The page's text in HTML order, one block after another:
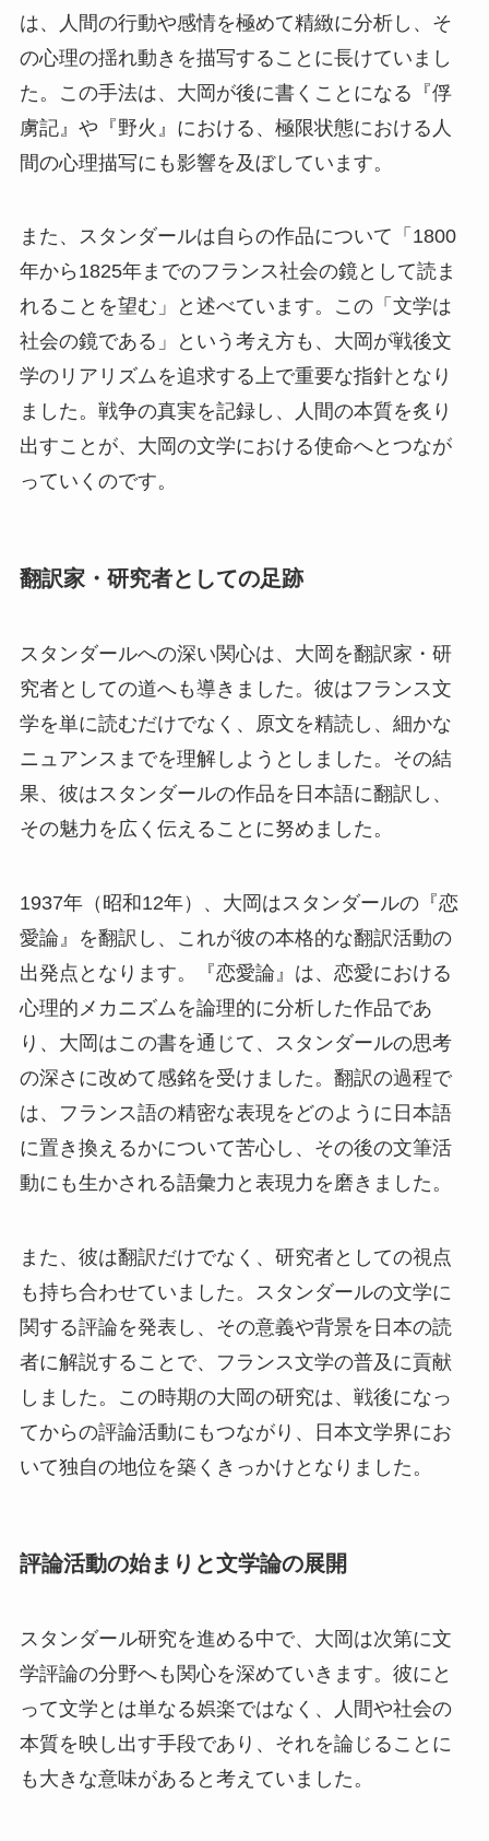
は、人間の行動や感情を極めて精緻に分析し、そ
の心理の揺れ動きを描写することに長けていまし
た。この手法は、大岡が後に書くことになる『俘
虜記』や『野火』における、極限状態における人
間の心理描写にも影響を及ぼしています。
また、スタンダールは自らの作品について「1800
年から1825年までのフランス社会の鏡として読ま
れることを望む」と述べています。この「文学は
社会の鏡である」という考え方も、大岡が戦後文
学のリアリズムを追求する上で重要な指針となり
ました。戦争の真実を記録し、人間の本質を炙り
出すことが、大岡の文学における使命へとつなが
っていくのです。
翻訳家・研究者としての足跡
スタンダールへの深い関心は、大岡を翻訳家・研
究者としての道へも導きました。彼はフランス文
学を単に読むだけでなく、原文を精読し、細かな
ニュアンスまでを理解しようとしました。その結
果、彼はスタンダールの作品を日本語に翻訳し、
その魅力を広く伝えることに努めました。
1937年（昭和12年）、大岡はスタンダールの『恋
愛論』を翻訳し、これが彼の本格的な翻訳活動の
出発点となります。『恋愛論』は、恋愛における
心理的メカニズムを論理的に分析した作品であ
り、大岡はこの書を通じて、スタンダールの思考
の深さに改めて感銘を受けました。翻訳の過程で
は、フランス語の精密な表現をどのように日本語
に置き換えるかについて苦心し、その後の文筆活
動にも生かされる語彙力と表現力を磨きました。
また、彼は翻訳だけでなく、研究者としての視点
も持ち合わせていました。スタンダールの文学に
関する評論を発表し、その意義や背景を日本の読
者に解説することで、フランス文学の普及に貢献
しました。この時期の大岡の研究は、戦後になっ
てからの評論活動にもつながり、日本文学界にお
いて独自の地位を築くきっかけとなりました。
評論活動の始まりと文学論の展開
スタンダール研究を進める中で、大岡は次第に文
学評論の分野へも関心を深めていきます。彼にと
って文学とは単なる娯楽ではなく、人間や社会の
本質を映し出す手段であり、それを論じることに
も大きな意味があると考えていました。